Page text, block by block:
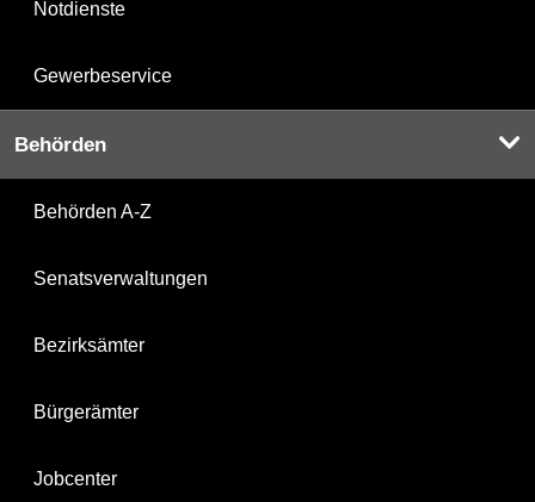
Notdienste
Gewerbeservice
Behörden
Behörden A-Z
Senatsverwaltungen
Bezirksämter
Bürgerämter
Jobcenter